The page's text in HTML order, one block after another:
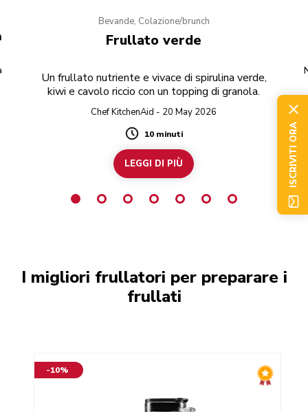
Bevande, Colazione/brunch
Frullato verde
Un frullato nutriente e vivace di spirulina verde,
kiwi e cavolo riccio con un topping di granola.
Chef KitchenAid - 20 May 2026
Duration
10 minuti
LEGGI DI PIÙ
I migliori frullatori per preparare i
frullati
-10%
ISCRIVITI ORA